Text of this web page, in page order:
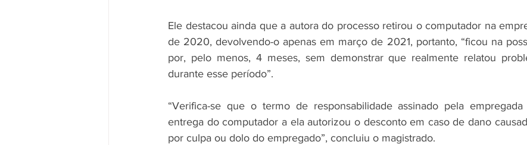
Ele destacou ainda que a autora do processo retirou o computador na
de 2020, devolvendo-o apenas em março de 2021, portanto, “ficou na
por, pelo menos, 4 meses, sem demonstrar que realmente relatou
durante esse período”.
“Verifica-se que o termo de responsabilidade assinado pela
entrega do computador a ela autorizou o desconto em caso de dano
por culpa ou dolo do empregado”, concluiu o magistrado.